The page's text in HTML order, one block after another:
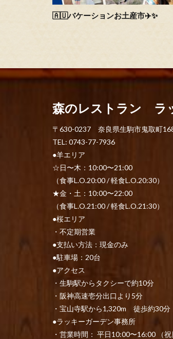
🇦🇺バケーションお土産市✈️✨
森のレストラン ラ
〒630-0237 奈良県生駒市鬼取町
TEL: 0743-77-7936
●羊エリア
☆日〜木：10:00〜21:00
（食事L.O.20:00 / 軽食L.O.20:30）
★金・土：10:00〜22:00
（食事L.O.21:00 / 軽食L.O.21:30）
●桜エリア
・不定期営業
●支払い方法：現金のみ
●駐車場：20台
●アクセス
・生駒駅からタクシーで約10分
・阪神高速壱分出口より5分
・宝山寺駅から1,320m 徒歩約30分
●ラッキーガーデン事務所
・営業時間： 平日10:00〜16:00 （祝